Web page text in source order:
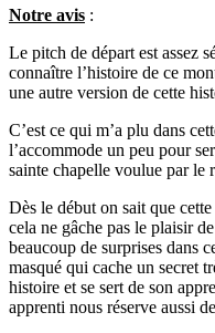
Notre avis :
Le pitch de départ est assez
connaître l’histoire de ce
une autre version de cette
C’est ce qui m’a plu dans
l’accommode un peu pour
sainte chapelle voulue par
Dès le début on sait que
cela ne gâche pas le plaisir
beaucoup de surprises dans
masqué qui cache un secret
histoire et se sert de son
apprenti nous réserve aussi